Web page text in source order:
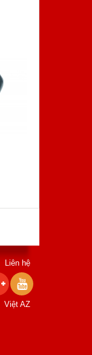
Liên hệ
Việt AZ